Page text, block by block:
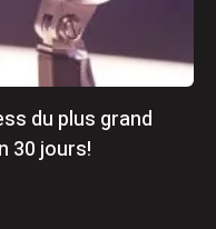
du plus grand
30 jours!